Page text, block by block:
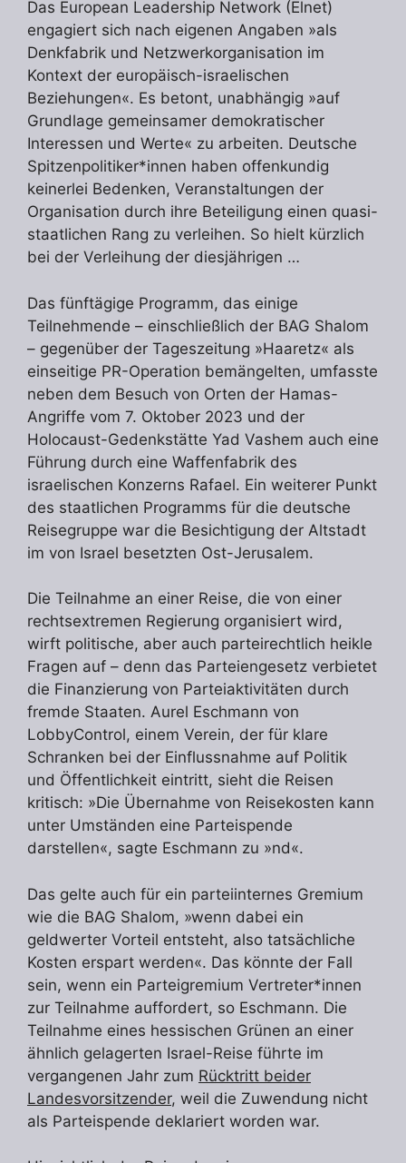
Das European Leadership Network (Elnet)
engagiert sich nach eigenen Angaben »als
Denkfabrik und Netzwerkorganisation im
Kontext der europäisch-israelischen
Beziehungen«. Es betont, unabhängig »auf
Grundlage gemeinsamer demokratischer
Interessen und Werte« zu arbeiten. Deutsche
Spitzenpolitiker*innen haben offenkundig
keinerlei Bedenken, Veranstaltungen der
Organisation durch ihre Beteiligung einen quasi-
staatlichen Rang zu verleihen. So hielt kürzlich
bei der Verleihung der diesjährigen …
Das fünftägige Programm, das einige
Teilnehmende – einschließlich der BAG Shalom
– gegenüber der Tageszeitung »Haaretz« als
einseitige PR-Operation bemängelten, umfasste
neben dem Besuch von Orten der Hamas-
Angriffe vom 7. Oktober 2023 und der
Holocaust-Gedenkstätte Yad Vashem auch eine
Führung durch eine Waffenfabrik des
israelischen Konzerns Rafael. Ein weiterer Punkt
des staatlichen Programms für die deutsche
Reisegruppe war die Besichtigung der Altstadt
im von Israel besetzten Ost-Jerusalem.
Die Teilnahme an einer Reise, die von einer
rechtsextremen Regierung organisiert wird,
wirft politische, aber auch parteirechtlich heikle
Fragen auf – denn das Parteiengesetz verbietet
die Finanzierung von Parteiaktivitäten durch
fremde Staaten. Aurel Eschmann von
LobbyControl, einem Verein, der für klare
Schranken bei der Einflussnahme auf Politik
und Öffentlichkeit eintritt, sieht die Reisen
kritisch: »Die Übernahme von Reisekosten kann
unter Umständen eine Parteispende
darstellen«, sagte Eschmann zu »nd«.
Das gelte auch für ein parteiinternes Gremium
wie die BAG Shalom, »wenn dabei ein
geldwerter Vorteil entsteht, also tatsächliche
Kosten erspart werden«. Das könnte der Fall
sein, wenn ein Parteigremium Vertreter*innen
zur Teilnahme auffordert, so Eschmann. Die
Teilnahme eines hessischen Grünen an einer
ähnlich gelagerten Israel-Reise führte im
vergangenen Jahr zum Rücktritt beider
Landesvorsitzender, weil die Zuwendung nicht
als Parteispende deklariert worden war.